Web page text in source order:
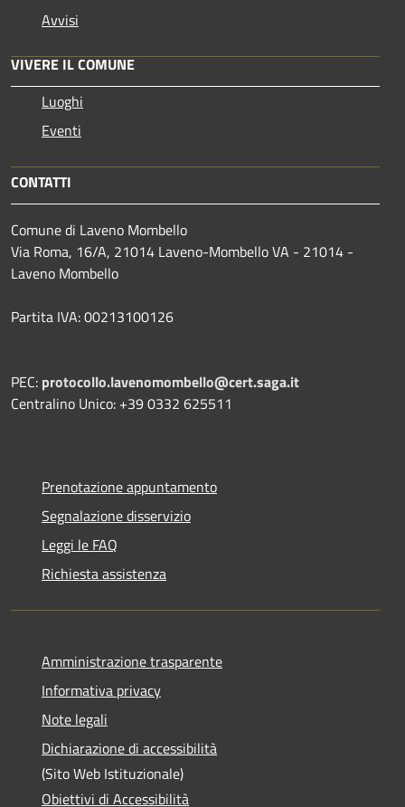
Avvisi
VIVERE IL COMUNE
Luoghi
Eventi
CONTATTI
Comune di Laveno Mombello
Via Roma, 16/A, 21014 Laveno-Mombello VA - 21014 -
Laveno Mombello
Partita IVA: 00213100126
PEC: protocollo.lavenomombello@cert.saga.it
Centralino Unico: +39 0332 625511
Prenotazione appuntamento
Segnalazione disservizio
Leggi le FAQ
Richiesta assistenza
Amministrazione trasparente
Informativa privacy
Note legali
Dichiarazione di accessibilità
(Sito Web Istituzionale)
Obiettivi di Accessibilità